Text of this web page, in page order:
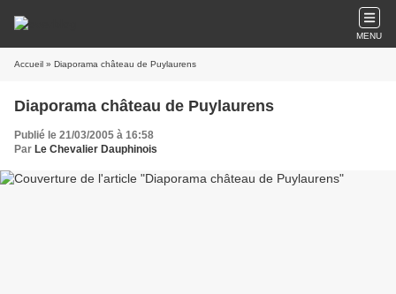
MENU
Accueil » Diaporama château de Puylaurens
Diaporama château de Puylaurens
Publié le 21/03/2005 à 16:58
Par Le Chevalier Dauphinois